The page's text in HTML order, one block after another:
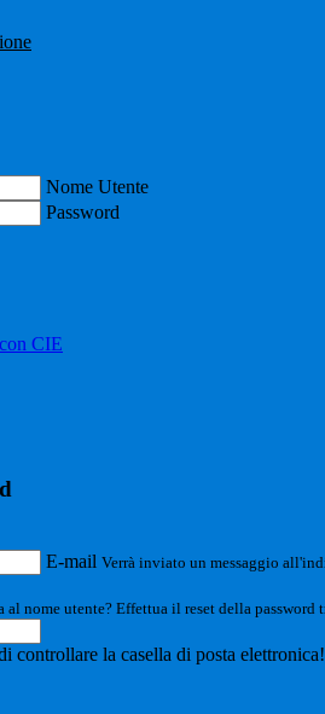
Nome Utente
Password
CIE
E-mail Verrà inviato un messaggio
al nome utente? Effettua il reset della password
controllare la casella di posta elettronica!